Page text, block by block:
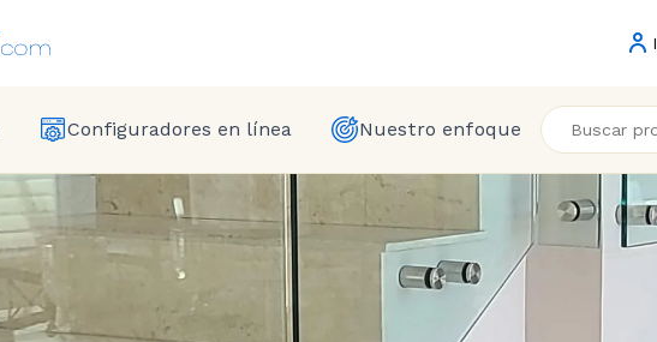
Configuradores en línea Nuestro enfoque